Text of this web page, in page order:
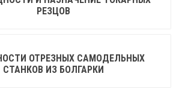
РЕЗЦОВ
ОТРЕЗНЫХ САМОДЕЛЬНЫХ
СТАНКОВ ИЗ БОЛГАРКИ